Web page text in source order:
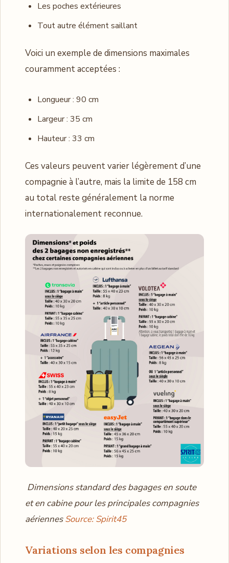
Les poches extérieures
Tout autre élément saillant
Voici un exemple de dimensions maximales
couramment acceptées :
Longueur : 90 cm
Largeur : 35 cm
Hauteur : 33 cm
Ces valeurs peuvent varier légèrement d’une
compagnie à l’autre, mais la limite de 158 cm
au total reste généralement la norme
internationalement reconnue.
Dimensions standard des bagages en soute
et en cabine pour les principales compagnies
aériennesSource: Spirit45
Variations selon les compagnies